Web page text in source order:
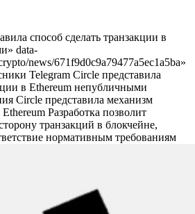
способ сделать транзакции в
data-
news/671f9d0c9a79477a5ec1a5ba»
Telegram Circle представила
в Ethereum непубличными
Circle представила механизм
Разработка позволит
транзакций в блокчейне,
нормативным требованиям